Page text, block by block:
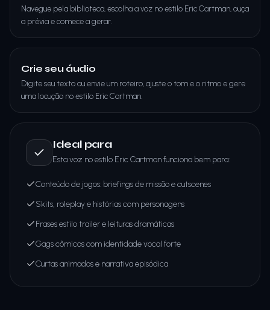
Navegue pela biblioteca, escolha a voz no estilo Eric Cartman, ouça
a prévia e comece a gerar.
Crie seu áudio
Digite seu texto ou envie um roteiro, ajuste o tom e o ritmo e gere
uma locução no estilo Eric Cartman.
Ideal para
Esta voz no estilo Eric Cartman funciona bem para:
Conteúdo de jogos: briefings de missão e cutscenes
Skits, roleplay e histórias com personagens
Frases estilo trailer e leituras dramáticas
Gags cômicos com identidade vocal forte
Curtas animados e narrativa episódica